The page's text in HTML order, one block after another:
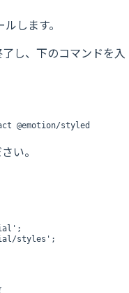
します。
し、下のコマンドを入
@emotion/styled
い。
;
styles' ;